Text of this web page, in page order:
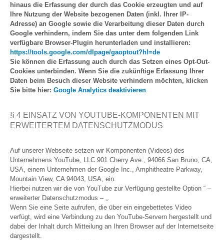
hinaus die Erfassung der durch das Cookie erzeugten und auf
Ihre Nutzung der Website bezogenen Daten (inkl. Ihrer IP-
Adresse) an Google sowie die Verarbeitung dieser Daten durch
Google verhindern, indem Sie das unter dem folgenden Link
verfügbare Browser-Plugin herunterladen und installieren:
https://tools.google.com/dlpage/gaoptout?hl=de
Sie können die Erfassung auch durch das Setzen eines Opt-Out-
Cookies unterbinden. Wenn Sie die zukünftige Erfassung Ihrer
Daten beim Besuch dieser Website verhindern möchten, klicken
Sie bitte hier: Google Analytics deaktivieren
§ 4 EINSATZ VON YOUTUBE-KOMPONENTEN MIT
ERWEITERTEM DATENSCHUTZMODUS
Auf unserer Webseite setzen wir Komponenten (Videos) des
Unternehmens YouTube, LLC 901 Cherry Ave., 94066 San Bruno, CA,
USA, einem Unternehmen der Google Inc., Amphitheatre Parkway,
Mountain View, CA 94043, USA, ein.
Hierbei nutzen wir die von YouTube zur Verfügung gestellte Option “ –
erweiterter Datenschutzmodus – „.
Wenn Sie eine Seite aufrufen, die über ein eingebettetes Video
verfügt, wird eine Verbindung zu den YouTube-Servern hergestellt und
dabei der Inhalt durch Mitteilung an Ihren Browser auf der Internetseite
dargestellt.